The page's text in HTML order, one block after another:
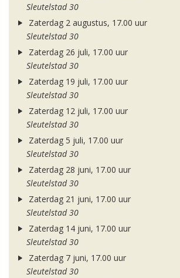
Sleutelstad 30
Zaterdag 2 augustus, 17.00 uur
Sleutelstad 30
Zaterdag 26 juli, 17.00 uur
Sleutelstad 30
Zaterdag 19 juli, 17.00 uur
Sleutelstad 30
Zaterdag 12 juli, 17.00 uur
Sleutelstad 30
Zaterdag 5 juli, 17.00 uur
Sleutelstad 30
Zaterdag 28 juni, 17.00 uur
Sleutelstad 30
Zaterdag 21 juni, 17.00 uur
Sleutelstad 30
Zaterdag 14 juni, 17.00 uur
Sleutelstad 30
Zaterdag 7 juni, 17.00 uur
Sleutelstad 30